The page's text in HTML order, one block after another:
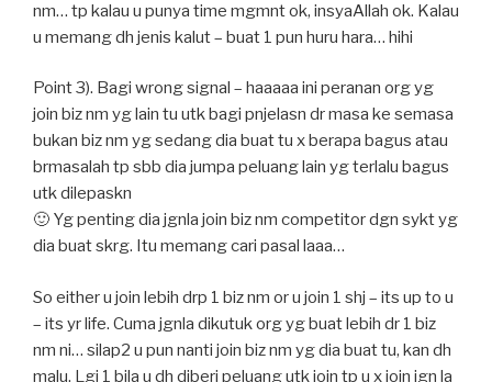
nm… tp kalau u punya time mgmnt ok, insyaAllah ok. Kalau
u memang dh jenis kalut – buat 1 pun huru hara… hihi
Point 3). Bagi wrong signal – haaaaa ini peranan org yg
join biz nm yg lain tu utk bagi pnjelasn dr masa ke semasa
bukan biz nm yg sedang dia buat tu x berapa bagus atau
brmasalah tp sbb dia jumpa peluang lain yg terlalu bagus
utk dilepaskn
🙂 Yg penting dia jgnla join biz nm competitor dgn sykt yg
dia buat skrg. Itu memang cari pasal laaa…
So either u join lebih drp 1 biz nm or u join 1 shj – its up to u
– its yr life. Cuma jgnla dikutuk org yg buat lebih dr 1 biz
nm ni… silap2 u pun nanti join biz nm yg dia buat tu, kan dh
malu. Lgi 1 bila u dh diberi peluang utk join tp u x join jgn la